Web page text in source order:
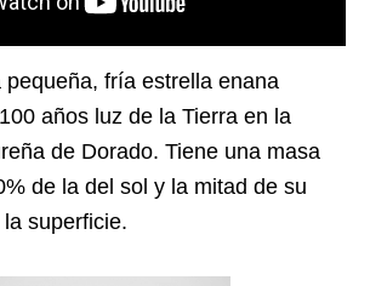
pequeña, fría estrella enana
años luz de la Tierra en la
de Dorado. Tiene una masa
de la del sol y la mitad de su
superficie.